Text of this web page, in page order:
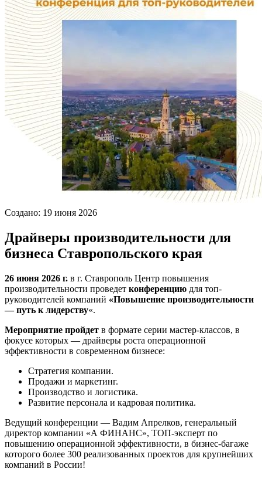
Создано: 19 июня 2026
Драйверы производительности для
бизнеса Ставропольского края
26 июня 2026 г. в г. Ставрополь Центр повышения
производительности проведет конференцию для топ-
руководителей компаний «Повышение производительности
— путь к лидерству«.
Мероприятие пройдет в формате серии мастер-классов, в
фокусе которых — драйверы роста операционной
эффективности в современном бизнесе:
Стратегия компании.
Продажи и маркетинг.
Производство и логистика.
Развитие персонала и кадровая политика.
Ведущий конференции — Вадим Апрелков, генеральный
директор компании «А ФИНАНС», ТОП-эксперт по
повышению операционной эффективности, в бизнес-багаже
которого более 300 реализованных проектов для крупнейших
компаний в России!